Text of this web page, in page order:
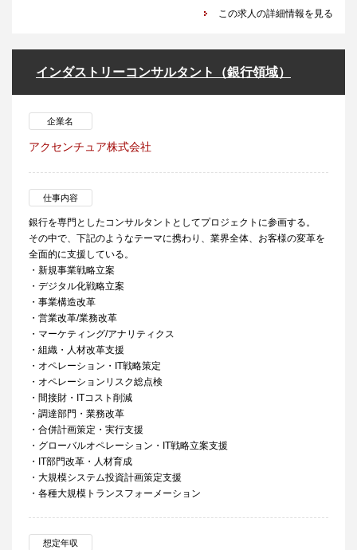
この求人の詳細情報を見る
インダストリーコンサルタント（銀行領域）
企業名
アクセンチュア株式会社
仕事内容
銀行を専門としたコンサルタントとしてプロジェクトに参画する。
その中で、下記のようなテーマに携わり、業界全体、お客様の変革を
全面的に支援している。
・新規事業戦略立案
・デジタル化戦略立案
・事業構造改革
・営業改革/業務改革
・マーケティング/アナリティクス
・組織・人材改革支援
・オペレーション・IT戦略策定
・オペレーションリスク総点検
・間接財・ITコスト削減
・調達部門・業務改革
・合併計画策定・実行支援
・グローバルオペレーション・IT戦略立案支援
・IT部門改革・人材育成
・大規模システム投資計画策定支援
・各種大規模トランスフォーメーション
想定年収